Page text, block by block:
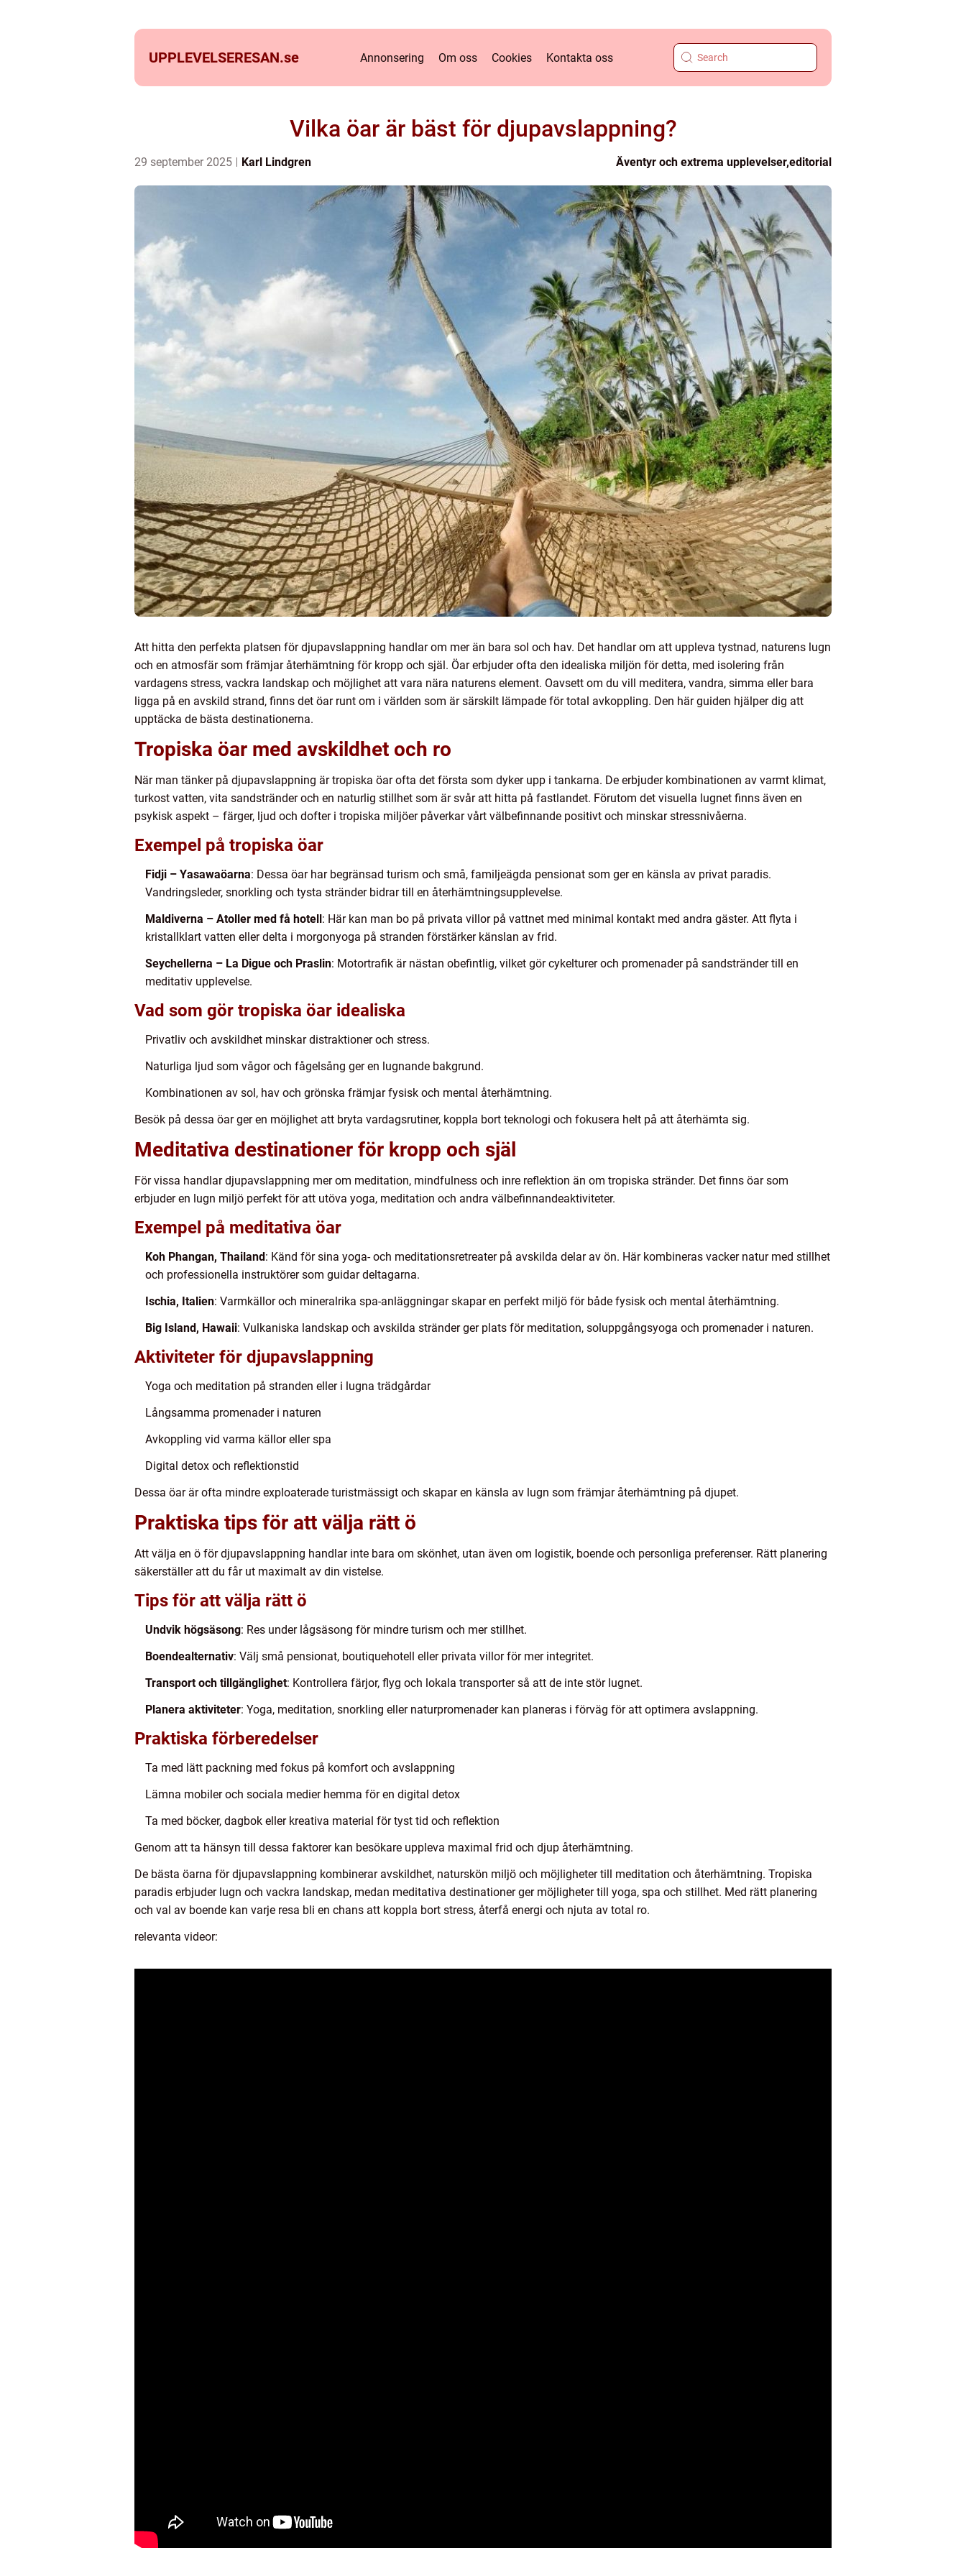
UPPLEVELSERESAN.se Annonsering Om oss Cookies Kontakta oss
Vilka öar är bäst för djupavslappning?
29 september 2025 Karl Lindgren Äventyr och extrema upplevelser,editorial
Att hitta den perfekta platsen för djupavslappning handlar om mer än bara sol och hav. Det handlar om att uppleva tystnad, naturens lugn
och en atmosfär som främjar återhämtning för kropp och själ. Öar erbjuder ofta den idealiska miljön för detta, med isolering från
vardagens stress, vackra landskap och möjlighet att vara nära naturens element. Oavsett om du vill meditera, vandra, simma eller bara
ligga på en avskild strand, finns det öar runt om i världen som är särskilt lämpade för total avkoppling. Den här guiden hjälper dig att
upptäcka de bästa destinationerna.
Tropiska öar med avskildhet och ro
När man tänker på djupavslappning är tropiska öar ofta det första som dyker upp i tankarna. De erbjuder kombinationen av varmt klimat,
turkost vatten, vita sandstränder och en naturlig stillhet som är svår att hitta på fastlandet. Förutom det visuella lugnet finns även en
psykisk aspekt – färger, ljud och dofter i tropiska miljöer påverkar vårt välbefinnande positivt och minskar stressnivåerna.
Exempel på tropiska öar
Fidji – Yasawaöarna: Dessa öar har begränsad turism och små, familjeägda pensionat som ger en känsla av privat paradis.
Vandringsleder, snorkling och tysta stränder bidrar till en återhämtningsupplevelse.
Maldiverna – Atoller med få hotell: Här kan man bo på privata villor på vattnet med minimal kontakt med andra gäster. Att flyta i
kristallklart vatten eller delta i morgonyoga på stranden förstärker känslan av frid.
Seychellerna – La Digue och Praslin: Motortrafik är nästan obefintlig, vilket gör cykelturer och promenader på sandstränder till en
meditativ upplevelse.
Vad som gör tropiska öar idealiska
Privatliv och avskildhet minskar distraktioner och stress.
Naturliga ljud som vågor och fågelsång ger en lugnande bakgrund.
Kombinationen av sol, hav och grönska främjar fysisk och mental återhämtning.
Besök på dessa öar ger en möjlighet att bryta vardagsrutiner, koppla bort teknologi och fokusera helt på att återhämta sig.
Meditativa destinationer för kropp och själ
För vissa handlar djupavslappning mer om meditation, mindfulness och inre reflektion än om tropiska stränder. Det finns öar som
erbjuder en lugn miljö perfekt för att utöva yoga, meditation och andra välbefinnandeaktiviteter.
Exempel på meditativa öar
Koh Phangan, Thailand: Känd för sina yoga- och meditationsretreater på avskilda delar av ön. Här kombineras vacker natur med stillhet
och professionella instruktörer som guidar deltagarna.
Ischia, Italien: Varmkällor och mineralrika spa-anläggningar skapar en perfekt miljö för både fysisk och mental återhämtning.
Big Island, Hawaii: Vulkaniska landskap och avskilda stränder ger plats för meditation, soluppgångsyoga och promenader i naturen.
Aktiviteter för djupavslappning
Yoga och meditation på stranden eller i lugna trädgårdar
Långsamma promenader i naturen
Avkoppling vid varma källor eller spa
Digital detox och reflektionstid
Dessa öar är ofta mindre exploaterade turistmässigt och skapar en känsla av lugn som främjar återhämtning på djupet.
Praktiska tips för att välja rätt ö
Att välja en ö för djupavslappning handlar inte bara om skönhet, utan även om logistik, boende och personliga preferenser. Rätt planering
säkerställer att du får ut maximalt av din vistelse.
Tips för att välja rätt ö
Undvik högsäsong: Res under lågsäsong för mindre turism och mer stillhet.
Boendealternativ: Välj små pensionat, boutiquehotell eller privata villor för mer integritet.
Transport och tillgänglighet: Kontrollera färjor, flyg och lokala transporter så att de inte stör lugnet.
Planera aktiviteter: Yoga, meditation, snorkling eller naturpromenader kan planeras i förväg för att optimera avslappning.
Praktiska förberedelser
Ta med lätt packning med fokus på komfort och avslappning
Lämna mobiler och sociala medier hemma för en digital detox
Ta med böcker, dagbok eller kreativa material för tyst tid och reflektion
Genom att ta hänsyn till dessa faktorer kan besökare uppleva maximal frid och djup återhämtning.
De bästa öarna för djupavslappning kombinerar avskildhet, naturskön miljö och möjligheter till meditation och återhämtning. Tropiska
paradis erbjuder lugn och vackra landskap, medan meditativa destinationer ger möjligheter till yoga, spa och stillhet. Med rätt planering
och val av boende kan varje resa bli en chans att koppla bort stress, återfå energi och njuta av total ro.
relevanta videor: